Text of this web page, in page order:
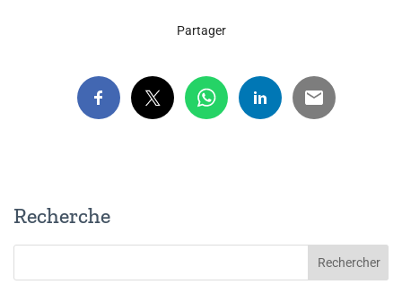
Partager
Recherche